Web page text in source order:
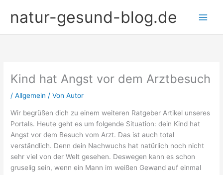
Inhaltnatur-gesund-blog.de
Kind hat Angst vor dem Arztbesuch
/Allgemein / VonAutor
Wir begrüßen dich zu einem weiteren Ratgeber Artikel unseres
Portals. Heute geht es um folgende Situation: dein Kind hat
Angst vor dem Besuch vom Arzt. Das ist auch total
verständlich. Denn dein Nachwuchs hat natürlich noch nicht
sehr viel von der Welt gesehen. Deswegen kann es schon
gruselig sein, wenn ein Mann im weißen Gewand auf einmal